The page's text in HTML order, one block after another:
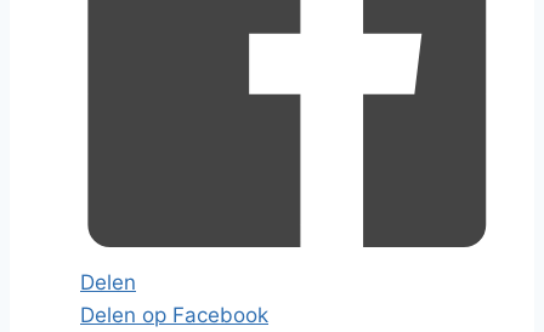
Delen
Delen op Facebook